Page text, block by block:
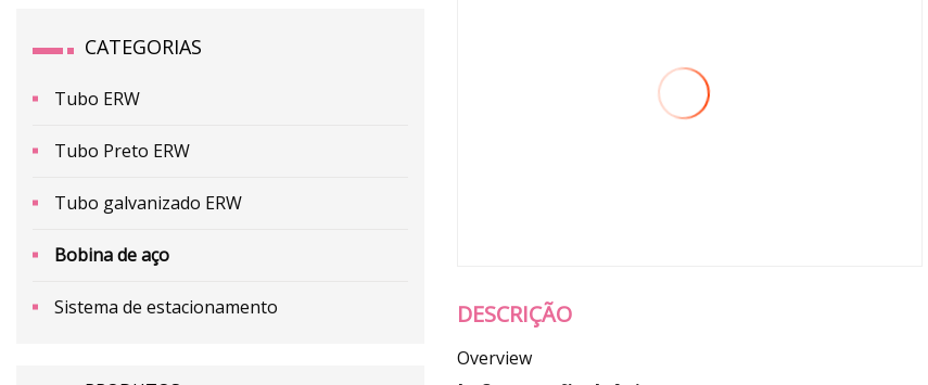
CATEGORIAS
Tubo ERW
Tubo Preto ERW
Tubo galvanizado ERW
Bobina de aço
Sistema de estacionamento DESCRIÇÃO
Overview